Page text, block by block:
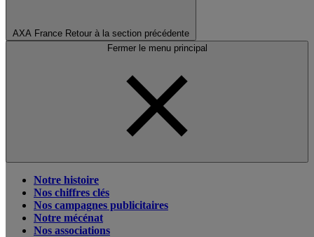
AXA France Retour à la section précédente
Fermer le menu principal
Notre histoire
Nos chiffres clés
Nos campagnes publicitaires
Notre mécénat
Nos associations